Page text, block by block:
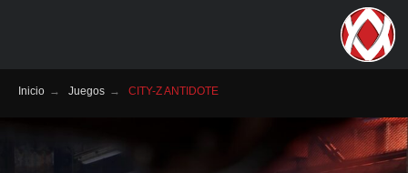
Inicio → Juegos → CITY-Z ANTIDOTE